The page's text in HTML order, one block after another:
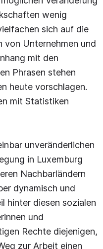
wenig
sich auf die
von Unternehmen und
mit den
Phrasen stehen
heute vorschlagen.
mit Statistiken
unveränderlichen
in Luxemburg
Nachbarländern
dynamisch und
hinter diesen sozialen
und
Rechte diejenigen,
zur Arbeit einen